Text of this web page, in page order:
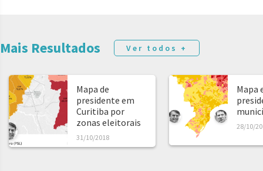
Mais Resultados Ver todos +
Mapa de
presidente em
Curitiba por
zonas eleitorais
31/10/2018
Mapa
28/10/